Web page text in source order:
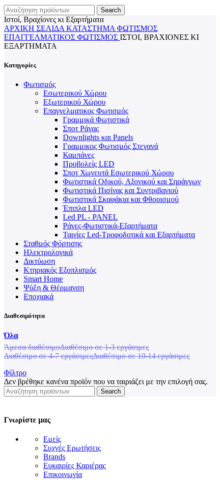
Search
Ιστοί, Βραχίονες κι Εξαρτήματα
ΑΡΧΙΚΉ ΣΕΛΊΔΑ ΚΑΤΆΣΤΗΜΑ ΦΩΤΙΣΜΌΣ
ΕΠΑΓΓΕΛΜΑΤΙΚΟΣ ΦΩΤΙΣΜΌΣ ΙΣΤΟΊ, ΒΡΑΧΊΟΝΕΣ ΚΙ
ΕΞΑΡΤΉΜΑΤΑ
Κατηγορίες
Φωτισμός
Εσωτερικού Χώρου
Εξωτερικού Χώρου
Επαγγελματικος Φωτισμός
Γραμμικά Φωτιστικά
Σποτ Ράγας
Downlights και Panels
Γραμμικος Φωτισμός Στεγανά
Καμπάνες
Προβολείς LED
Σποτ Χωνευτά Εσωτερικού Χώρου
Φωτιστικά Οδικού, Αξονικού και Σηράγγων
Φωτιστικά Πισίνας και Συντριβανιού
Φωτιστικά Σκαφάκια και Φθορισμού
Έπιπλα LED
Led PL - PANEL
Ράγες-Φωτιστικά-Εξαρτήματα
Ταινίες Led-Τροφοδοτικά και Εξαρτήματα
Σταθμός Φόρτισης
Ηλεκτρολογικά
Δικτύωση
Κτηριακός Εξοπλισμός
Smart Home
Ψύξη & Θέρμανση
Εποχιακά
Διαθεσιμότητα
Όλα
Άμεσα διαθέσιμοΔιαθέσιμο σε 1-3 εργάσιμες
Διαθέσιμο σε 4-7 εργάσιμεςΔιαθέσιμο σε 10-14 εργάσιμες
Φίλτρο
Δεν βρέθηκε κανένα προϊόν που να ταιριάζει με την επιλογή σας.
Search
Γνωρίστε μας
Εμείς
Συχνές Ερωτήσεις
Brands
Ευκαιρίες Καριέρας
Επικοινωνία